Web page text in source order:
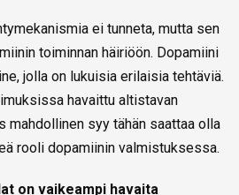
ei tunneta, mutta sen
toiminnan häiriöön. Dopamiini
jolla on lukuisia erilaisia tehtäviä.
havaittu altistavan
mahdollinen syy tähän saattaa olla
rooli dopamiinin valmistuksessa.
on vaikeampi havaita